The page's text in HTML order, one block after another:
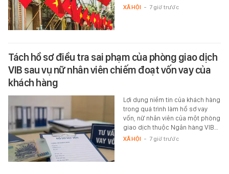
XÃ HỘI - 7 giờ trước
Tách hồ sơ điều tra sai phạm của phòng giao dịch
VIB sau vụ nữ nhân viên chiếm đoạt vốn vay của
khách hàng
Lợi dụng niềm tin của khách hàng
trong quá trình làm hồ sơ vay
vốn, nữ nhân viên của một phòng
giao dịch thuộc Ngân hàng VIB…
XÃ HỘI - 7 giờ trước